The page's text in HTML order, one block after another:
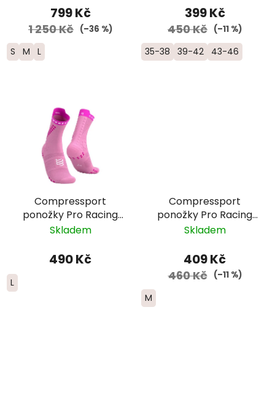
799 Kč
1 250 Kč (–36 %)
S M L
399 Kč
450 Kč (–11 %)
35-38 39-42 43-46
Compressport
ponožky Pro Racing
Trail - růžová
Skladem
490 Kč
L
Compressport
ponožky Pro Racing
Run nízké -
Skladem
409 Kč
460 Kč (–11 %)
M